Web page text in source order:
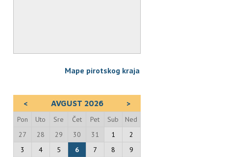
Mape pirotskog kraja
< AVGUST 2026
>
Pon
Uto Sre Čet Pet Sub
Ned
27
28 29 30 31 1
2
3
4 5 6 7 8
9